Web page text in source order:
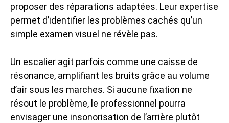
proposer des réparations adaptées. Leur expertise
permet d’identifier les problèmes cachés qu’un
simple examen visuel ne révèle pas.
Un escalier agit parfois comme une caisse de
résonance, amplifiant les bruits grâce au volume
d’air sous les marches. Si aucune fixation ne
résout le problème, le professionnel pourra
envisager une insonorisation de l’arrière plutôt